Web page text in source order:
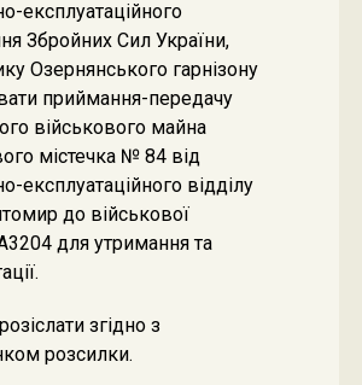
експлуатаційного
Збройних Сил України,
Озернянського гарнізону
приймання-передачу
військового майна
містечка № 84 від
експлуатаційного відділу
до військової
для утримання та
згідно з
розсилки.